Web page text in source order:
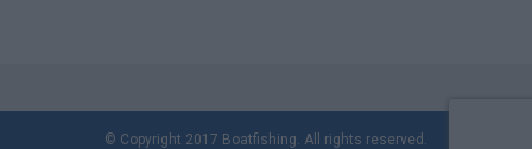
© Copyright 2017 Boatfishing. All rights reserved.